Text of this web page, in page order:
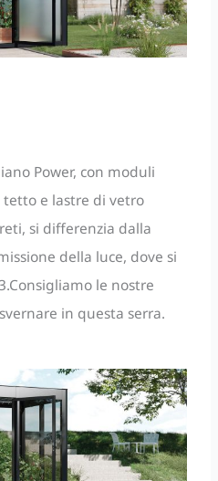
Power, con moduli
e lastre di vetro
si differenzia dalla
della luce, dove si
le nostre
in questa serra.